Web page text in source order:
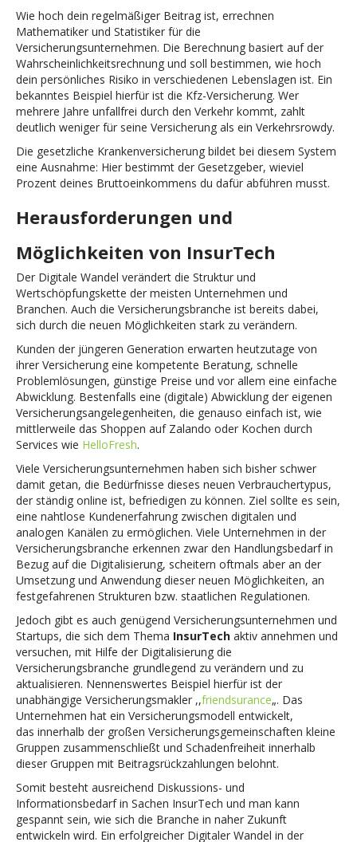
Wie hoch dein regelmäßiger Beitrag ist, errechnen
Mathematiker und Statistiker für die
Versicherungsunternehmen. Die Berechnung basiert auf der
Wahrscheinlichkeitsrechnung und soll bestimmen, wie hoch
dein persönliches Risiko in verschiedenen Lebenslagen ist. Ein
bekanntes Beispiel hierfür ist die Kfz-Versicherung. Wer
mehrere Jahre unfallfrei durch den Verkehr kommt, zahlt
deutlich weniger für seine Versicherung als ein Verkehrsrowdy.
Die gesetzliche Krankenversicherung bildet bei diesem System
eine Ausnahme: Hier bestimmt der Gesetzgeber, wieviel
Prozent deines Bruttoeinkommens du dafür abführen musst.
Herausforderungen und
Möglichkeiten von InsurTech
Der Digitale Wandel verändert die Struktur und
Wertschöpfungskette der meisten Unternehmen und
Branchen. Auch die Versicherungsbranche ist bereits dabei,
sich durch die neuen Möglichkeiten stark zu verändern.
Kunden der jüngeren Generation erwarten heutzutage von
ihrer Versicherung eine kompetente Beratung, schnelle
Problemlösungen, günstige Preise und vor allem eine einfache
Abwicklung. Bestenfalls eine (digitale) Abwicklung der eigenen
Versicherungsangelegenheiten, die genauso einfach ist, wie
mittlerweile das Shoppen auf Zalando oder Kochen durch
Services wie HelloFresh.
Viele Versicherungsunternehmen haben sich bisher schwer
damit getan, die Bedürfnisse dieses neuen Verbrauchertypus,
der ständig online ist, befriedigen zu können. Ziel sollte es sein,
eine nahtlose Kundenerfahrung zwischen digitalen und
analogen Kanälen zu ermöglichen. Viele Unternehmen in der
Versicherungsbranche erkennen zwar den Handlungsbedarf in
Bezug auf die Digitalisierung, scheitern oftmals aber an der
Umsetzung und Anwendung dieser neuen Möglichkeiten, an
festgefahrenen Strukturen bzw. staatlichen Regulationen.
Jedoch gibt es auch genügend Versicherungsunternehmen und
Startups, die sich dem Thema InsurTech aktiv annehmen und
versuchen, mit Hilfe der Digitalisierung die
Versicherungsbranche grundlegend zu verändern und zu
aktualisieren. Nennenswertes Beispiel hierfür ist der
unabhängige Versicherungsmakler ,,friendsurance„. Das
Unternehmen hat ein Versicherungsmodell entwickelt,
das innerhalb der großen Versicherungsgemeinschaften kleine
Gruppen zusammenschließt und Schadenfreiheit innerhalb
dieser Gruppen mit Beitragsrückzahlungen belohnt.
Somit besteht ausreichend Diskussions- und
Informationsbedarf in Sachen InsurTech und man kann
gespannt sein, wie sich die Branche in naher Zukunft
entwickeln wird. Ein erfolgreicher Digitaler Wandel in der